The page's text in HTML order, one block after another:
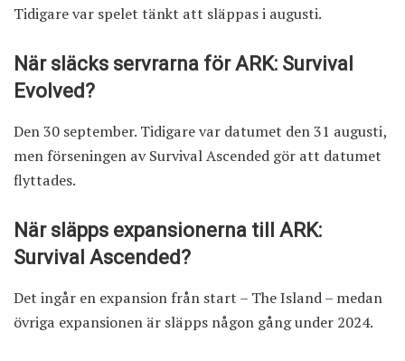
Tidigare var spelet tänkt att släppas i augusti.
När släcks servrarna för ARK: Survival
Evolved?
Den 30 september. Tidigare var datumet den 31 augusti,
men förseningen av Survival Ascended gör att datumet
flyttades.
När släpps expansionerna till ARK:
Survival Ascended?
Det ingår en expansion från start – The Island – medan
övriga expansionen är släpps någon gång under 2024.